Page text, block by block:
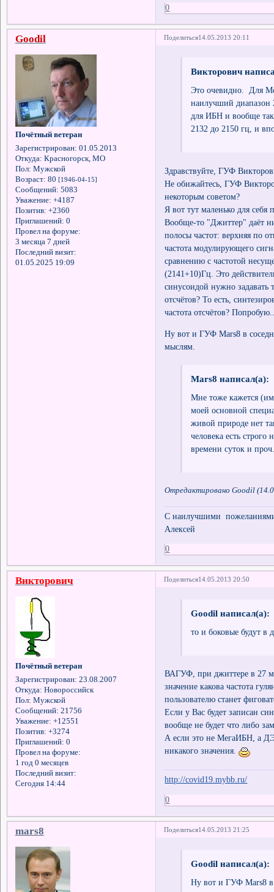
0
Поделиться14.05.2013 20:11
Goodil
Почётный ветеран
Зарегистрирован: 01.05.2013
Откуда: Красногорск, МО
Пол: Мужской
Возраст: 80 [1946-04-15]
Сообщений: 5083
Уважение: +4187
Позитив: +2360
Приглашений: 0
Провел на форуме:
3 месяца 7 дней
Последний визит:
01.05.2025 19:09
Викторович
Это очевидно. Для
наилучший
для ИБН и вообще
2132 до 2150 гц, и
Здравствуйте, ГУФ
Не обижайтесь, ГУФ
некоторым советом?
Я вот тут маленько для
Вообще-то "Джиттер" даёт
полосы частот: верхняя по
частота модулирующего
сравнению с частотой
(2141+10)Гц. Это
синусоидой нужно задавать
отсчётов? То есть,
частота отсчётов?
Ну вот и ГУФ Mars8 в
мыслям.
Mars8 написал(а):
Мне тоже кажется
моей основной
живой природе нет
человека есть строго
времени суток и
Отредактировано Goodil
С наилучшими пожеланиями
Алексей
0
Поделиться14.05.2013 20:50
Викторович
Почётный ветеран
Зарегистрирован: 23.08.2007
Откуда: Новороссийск
Пол: Мужской
Сообщений: 21756
Уважение: +12551
Позитив: +3274
Приглашений: 0
Провел на форуме:
1 год 0 месяцев
Последний визит:
Сегодня 14:44
Goodil написал(а):
то и боковые будут в
ВАГУФ, при джиттере в 27
значение какова частота
пользователю станет
Если у Вас будет записан
вообще не будет что либо
А если это не МегаИБН, а
никакого значения.
http://covid19.mybb.ru/
0
Поделиться14.05.2013 21:25
mars8
Goodil написал(а):
Ну вот и ГУФ Mars8 в